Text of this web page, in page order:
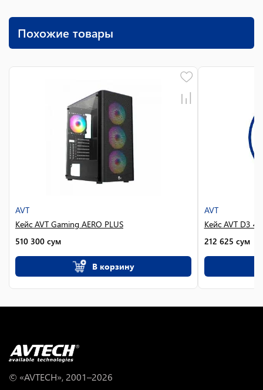
Похожие товары
AVT
Кейс AVT Gaming AERO PLUS
510 300 сум
В корзину
AVT
Кейс AVT D3
212 625 сум
© «AVTECH», 2001–2026